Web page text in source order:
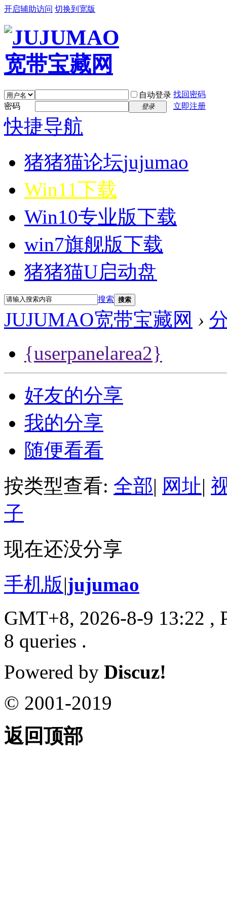
开启辅助访问 切换到宽版
自动登录 找回密码
密码
登录 立即注册
快捷导航
猪猪猫论坛jujumao
Win11下载
Win10专业版下载
win7旗舰版下载
猪猪猫U启动盘
搜索 搜索
JUJUMAO宽带宝藏网 ›
{userpanelarea2}
好友的分享
我的分享
随便看看
按类型查看: 全部| 网址|
子
现在还没分享
手机版|jujumao
GMT+8, 2026-8-9 13:22 ,
8 queries .
Powered by Discuz!
© 2001-2019
返回顶部